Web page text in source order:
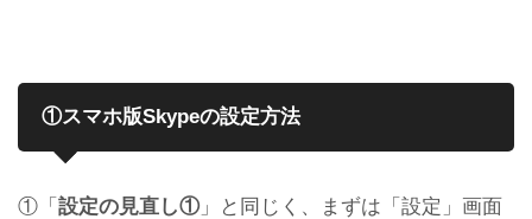
①スマホ版Skypeの設定方法
①「 設定の見直し①」と同じく、まずは「設定」画面